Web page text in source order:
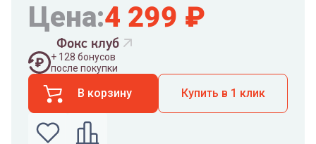
Цена:4 299 ₽
Фокс клуб
+ 128 бонусов
после покупки
В корзину Купить в 1 клик